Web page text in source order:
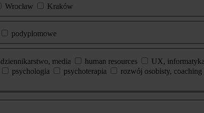
Wrocław
Kraków
podyplomowe
dziennikarstwo, media human resources UX,
psychologia psychoterapia rozwój osobisty, coaching